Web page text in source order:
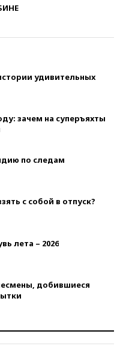
удивительных
зачем на суперъяхты
по следам
с собой в отпуск?
лета – 2026
добившиеся